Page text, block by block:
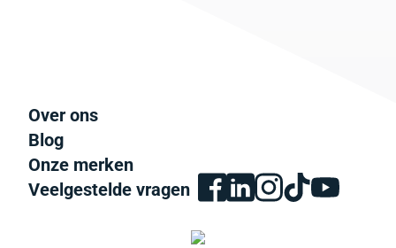
Over ons
Blog
Onze merken
Veelgestelde vragen